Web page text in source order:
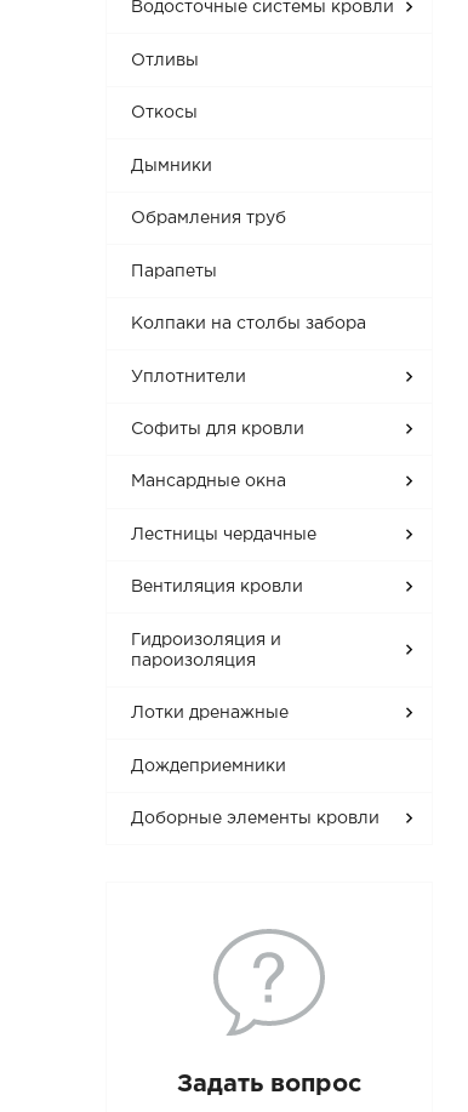
Водосточные системы кровли
Отливы
Откосы
Дымники
Обрамления труб
Парапеты
Колпаки на столбы забора
Уплотнители
Софиты для кровли
Мансардные окна
Лестницы чердачные
Вентиляция кровли
Гидроизоляция и
пароизоляция
Лотки дренажные
Дождеприемники
Доборные элементы кровли
Задать вопрос